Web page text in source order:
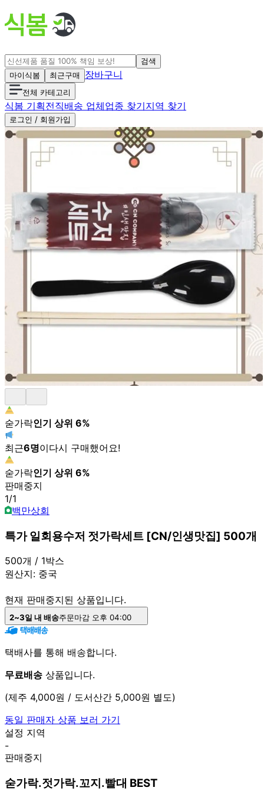
검색
마이식봄
최근구매 장바구니
전체 카테고리
식봄 기획전직배송 업체업종 찾기지역 찾기
로그인 / 회원가입
숟가락인기 상위 6%
최근6명이다시 구매했어요!
숟가락인기 상위 6%
판매중지
1/1
백만상회
특가 일회용수저 젓가락세트 [CN/인생맛집] 500개
500개 / 1박스
원산지: 중국
현재 판매중지된 상품입니다.
2~3일 내 배송주문마감 오후 04:00
택배사를 통해 배송합니다.
무료배송 상품입니다.
(제주 4,000원 / 도서산간 5,000원 별도)
동일 판매자 상품 보러 가기
설정 지역
-
판매중지
숟가락.젓가락.꼬지.빨대 BEST